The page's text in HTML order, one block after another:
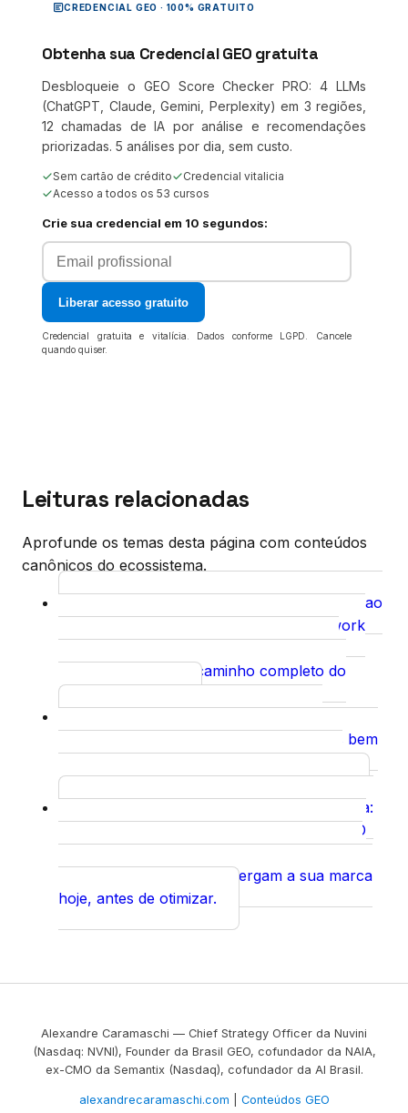
CREDENCIAL GEO · 100% GRATUITO
Obtenha sua Credencial GEO gratuita
Desbloqueie o GEO Score Checker PRO: 4 LLMs
(ChatGPT, Claude, Gemini, Perplexity) em 3 regiões,
12 chamadas de IA por análise e recomendações
priorizadas. 5 análises por dia, sem custo.
Sem cartão de crédito
Credencial vitalicia
Acesso a todos os 53 cursos
Crie sua credencial em 10 segundos:
Liberar acesso gratuito
Credencial gratuita e vitalícia. Dados conforme LGPD. Cancele
quando quiser.
Leituras relacionadas
Aprofunde os temas desta página com conteúdos
canônicos do ecossistema.
GEO Universal Framework: Do SEO ao
O framework
Copilot, cobrindo o caminho completo do
índice à resposta.
Autoridade temática e entidades bem
marca ao tema no ecossistema Microsoft.
Diagnóstico de Presença Algorítmica:
O
demais motores de IA enxergam a sua marca
hoje, antes de otimizar.
Alexandre Caramaschi — Chief Strategy Officer da Nuvini
(Nasdaq: NVNI), Founder da Brasil GEO, cofundador da NAIA,
ex-CMO da Semantix (Nasdaq), cofundador da AI Brasil.
alexandrecaramaschi.com Conteúdos GEO